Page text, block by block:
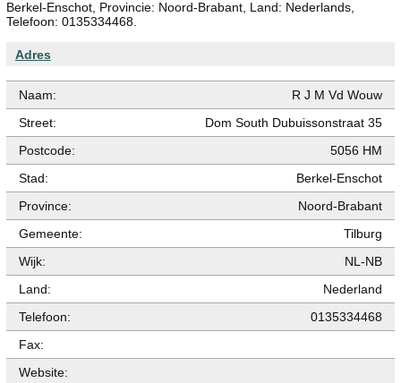
Berkel-Enschot, Provincie: Noord-Brabant, Land: Nederlands,
Telefoon: 0135334468.
Adres
Naam:
R J M Vd Wouw
Street:
Dom South Dubuissonstraat 35
Postcode:
5056 HM
Stad:
Berkel-Enschot
Province:
Noord-Brabant
Gemeente:
Tilburg
Wijk:
NL-NB
Land:
Nederland
Telefoon:
0135334468
Fax:
Website: